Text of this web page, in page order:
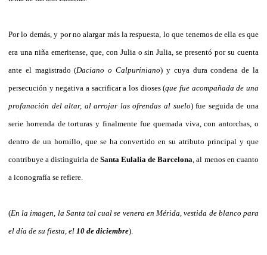
Por lo demás, y por no alargar más la respuesta, lo que tenemos de ella es que
era una niña emeritense, que, con Julia o sin Julia, se presentó por su cuenta
ante el magistrado (Daciano o Calpuriniano) y cuya dura condena de la
persecución y negativa a sacrificar a los dioses (que fue acompañada de una
profanación del altar, al arrojar las ofrendas al suelo) fue seguida de una
serie horrenda de torturas y finalmente fue quemada viva, con antorchas, o
dentro de un hornillo, que se ha convertido en su atributo principal y que
contribuye a distinguirla de Santa Eulalia de Barcelona , al menos en cuanto
a iconografía se refiere.
(En la imagen, la Santa tal cual se venera en Mérida, vestida de blanco para
el día de su fiesta, el 10 de diciembre).